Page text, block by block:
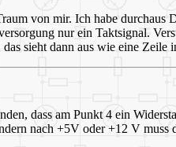
von mir. Ich habe
nur ein Taktsignal.
sieht dann aus wie eine Zeile
dass am Punkt 4 ein
nach +5V oder +12 V muss